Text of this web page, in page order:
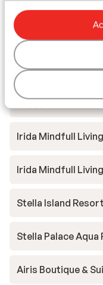
Petra Mare Hotel
Iperion Beach
Palazzo Greco
Happy Cretan
Irida Mindfull
Irida Mindfull
Stella Island
Stella Palace
Airis Boutique &